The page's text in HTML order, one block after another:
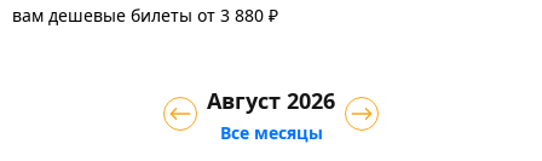
вам дешевые билеты от 3 880 ₽
Август 2026
Все месяцы